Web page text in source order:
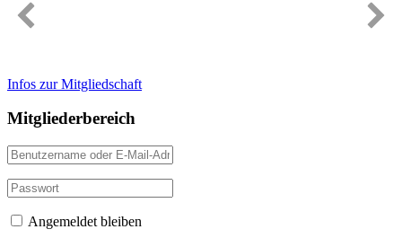
Infos zur Mitgliedschaft
Mitgliederbereich
Angemeldet bleiben